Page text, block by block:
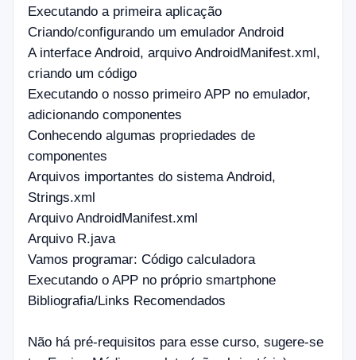
Executando a primeira aplicação
Criando/configurando um emulador Android
A interface Android, arquivo AndroidManifest.xml,
criando um código
Executando o nosso primeiro APP no emulador,
adicionando componentes
Conhecendo algumas propriedades de
componentes
Arquivos importantes do sistema Android,
Strings.xml
Arquivo AndroidManifest.xml
Arquivo R.java
Vamos programar: Código calculadora
Executando o APP no próprio smartphone
Bibliografia/Links Recomendados
Não há pré-requisitos para esse curso, sugere-se